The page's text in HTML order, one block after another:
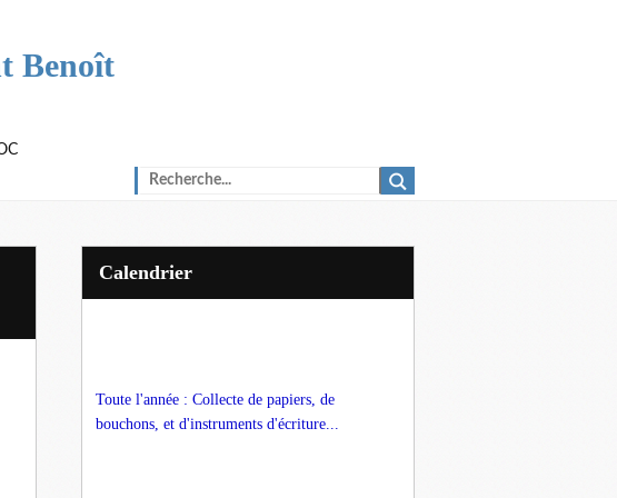
Benoît
Calendrier
Toute l'année : Collecte de papiers, de
bouchons, et d'instruments d'écriture...